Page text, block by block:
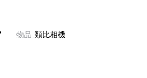
物品 類比相機